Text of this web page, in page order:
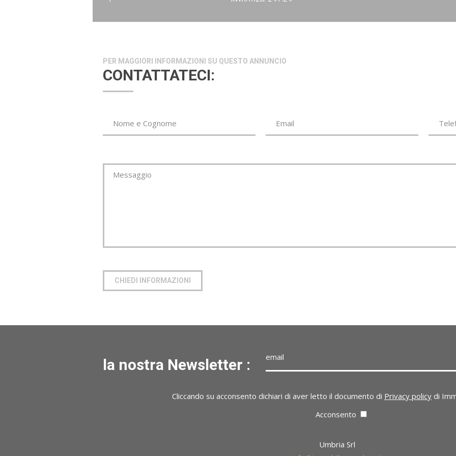
PER MAGGIORI INFORMAZIONI SU QUESTO ANNUNCIO
CONTATTATECI:
Nome e Cognome Email
Messaggio
CHIEDI INFORMAZIONI
la nostra Newsletter :
Cliccando su acconsento dichiari di aver letto il documento di Privacy policy di
Acconsento
Umbria Srl